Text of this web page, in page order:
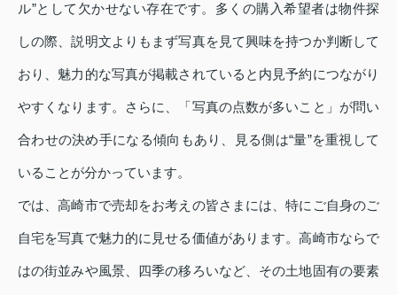
ル”として欠かせない存在です。多くの購入希望者は物件探
しの際、説明文よりもまず写真を見て興味を持つか判断して
おり、魅力的な写真が掲載されていると内見予約につながり
やすくなります。さらに、「写真の点数が多いこと」が問い
合わせの決め手になる傾向もあり、見る側は“量”を重視して
いることが分かっています。
では、高崎市で売却をお考えの皆さまには、特にご自身のご
自宅を写真で魅力的に見せる価値があります。高崎市ならで
はの街並みや風景、四季の移ろいなど、その土地固有の要素